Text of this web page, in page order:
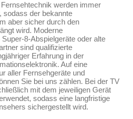
werden immer
sodass der bekannte
aber sicher durch den
wird. Moderne
8-Abspielgeräte oder alte
sind qualifizierte
Erfahrung in der
Auf eine
aller Fernsehgeräte und
Sie bei uns zählen. Bei der TV
mit dem jeweiligen Gerät
sodass eine langfristige
sichergestellt wird.